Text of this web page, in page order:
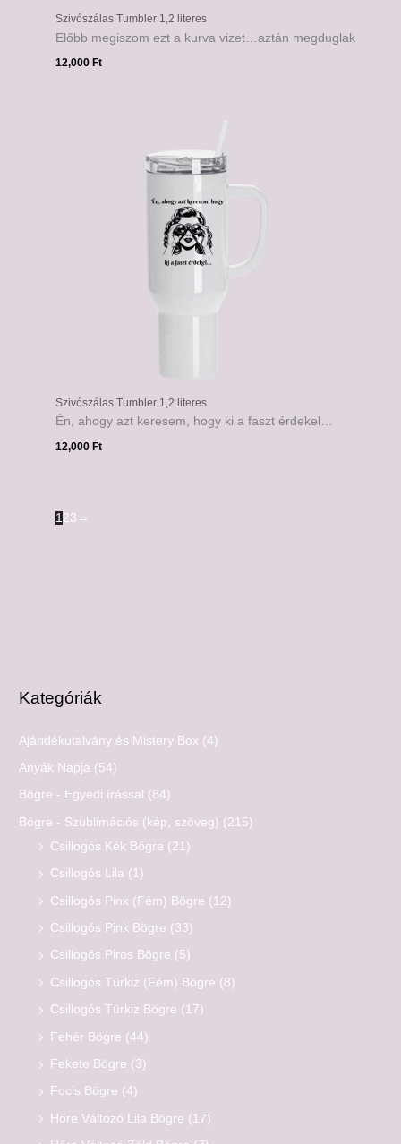
Kategóriák
Ajándékutalvány és Mistery Box (4)
Anyák Napja (54)
Bögre - Egyedi írással (84)
Bögre - Szublimációs (kép, szöveg) (215)
Csillogós Kék Bögre (21)
Csillogós Lila (1)
Csillogós Pink (Fém) Bögre (12)
Csillogós Pink Bögre (33)
Csillogós Piros Bögre (5)
Csillogós Türkiz (Fém) Bögre (8)
Csillogós Türkiz Bögre (17)
Fehér Bögre (44)
Fekete Bögre (3)
Focis Bögre (4)
Hőre Változó Lila Bögre (17)
Szivószálas Tumbler 1,2 literes
Előbb megiszom ezt a kurva vizet…aztán megduglak
12,000 Ft
Szivószálas Tumbler 1,2 literes
Én, ahogy azt keresem, hogy ki a faszt érdekel…
12,000 Ft
1 23 →